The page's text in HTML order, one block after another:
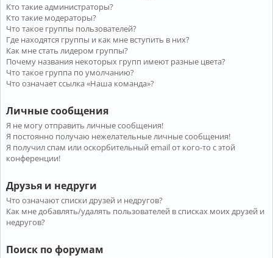
Кто такие администраторы?
Кто такие модераторы?
Что такое группы пользователей?
Где находятся группы и как мне вступить в них?
Как мне стать лидером группы?
Почему названия некоторых групп имеют разные цвета?
Что такое группа по умолчанию?
Что означает ссылка «Наша команда»?
Личные сообщения
Я не могу отправить личные сообщения!
Я постоянно получаю нежелательные личные сообщения!
Я получил спам или оскорбительный email от кого-то с этой
конференции!
Друзья и недруги
Что означают списки друзей и недругов?
Как мне добавлять/удалять пользователей в списках моих друзей и
недругов?
Поиск по форумам